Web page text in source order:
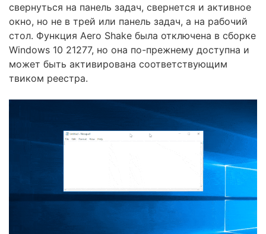
свернуться на панель задач, свернется и активное
окно, но не в трей или панель задач, а на рабочий
стол. Функция Aero Shake была отключена в сборке
Windows 10 21277, но она по-прежнему доступна и
может быть активирована соответствующим
твиком реестра.